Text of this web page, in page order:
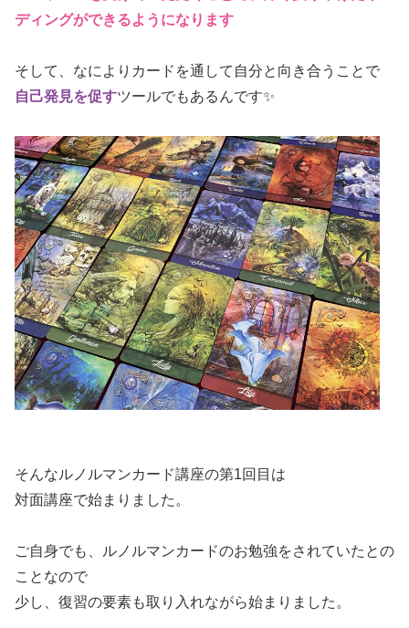
ディングができるようになります
そして、なによりカードを通して自分と向き合うことで
自己発見を促すツールでもあるんです✨
そんなルノルマンカード講座の第1回目は
対面講座で始まりました。
ご自身でも、ルノルマンカードのお勉強をされていたとの
ことなので
少し、復習の要素も取り入れながら始まりました。